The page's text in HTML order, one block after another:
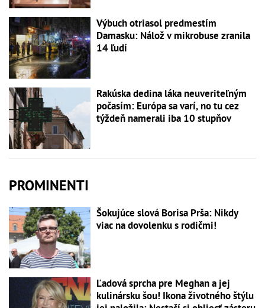
Výbuch otriasol predmestím
Damasku: Nálož v mikrobuse zranila
14 ľudí
Rakúska dedina láka neuveriteľným
počasím: Európa sa varí, no tu cez
týždeň namerali iba 10 stupňov
PROMINENTI
Šokujúce slová Borisa Prša: Nikdy
viac na dovolenku s rodičmi!
Ľadová sprcha pre Meghan a jej
kulinársku šou! Ikona životného štýlu